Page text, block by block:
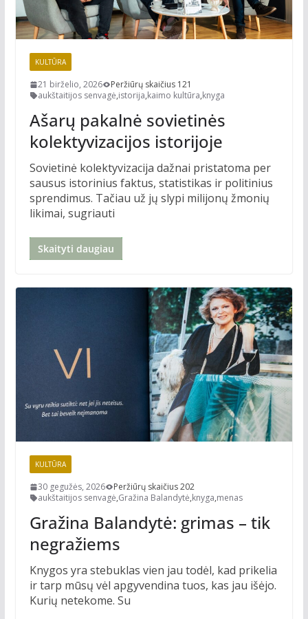
KULTŪRA
21 birželio, 2026
Peržiūrų skaičius 121
aukštaitijos senvagė,istorija,kaimo kultūra,knyga
Ašarų pakalnė sovietinės
kolektyvizacijos istorijoje
Sovietinė kolektyvizacija dažnai pristatoma per
sausus istorinius faktus, statistikas ir politinius
sprendimus. Tačiau už jų slypi milijonų žmonių
likimai, sugriauti
Skaityti daugiau
KULTŪRA
30 gegužės, 2026
Peržiūrų skaičius 202
aukštaitijos senvagė,Gražina Balandytė,knyga,menas
Gražina Balandytė: grimas – tik
negražiems
Knygos yra stebuklas vien jau todėl, kad prikelia
ir tarp mūsų vėl apgyvendina tuos, kas jau išėjo.
Kurių netekome. Su